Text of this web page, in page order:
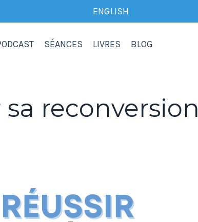
ENGLISH
SÉANCES LIVRES BLOG
reconversion